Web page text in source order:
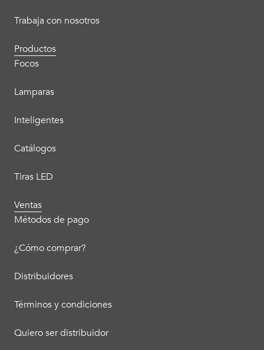
Trabaja con nosotros
Productos
Focos
Lamparas
Inteligentes
Catálogos
Tiras LED
Ventas
Métodos de pago
¿Cómo comprar?
Distribuidores
Términos y condiciones
Quiero ser distribuidor